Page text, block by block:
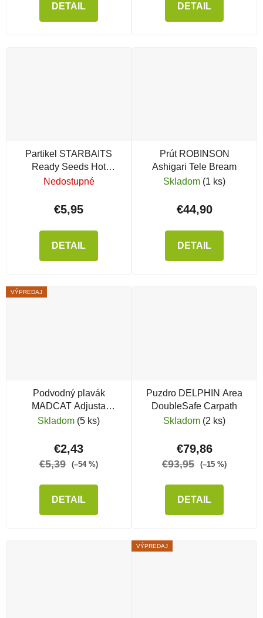
DETAIL DETAIL
Partikel STARBAITS
Ready Seeds Hot
Demon Corn
Nedostupné
€5,95
DETAIL
Prút ROBINSON
Ashigari Tele Bream
Skladom (1 ks)
€44,90
DETAIL
VÝPREDAJ
Podvodný plavák
MADCAT Adjusta
Subfloat
Skladom (5 ks)
€2,43
€5,39 (–54 %)
DETAIL
Puzdro DELPHIN Area
DoubleSafe Carpath
Skladom (2 ks)
€79,86
€93,95 (–15 %)
DETAIL
VÝPREDAJ